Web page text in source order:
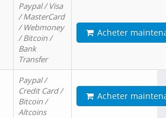
Paypal / Visa
/ MasterCard
/ Webmoney
/ Bitcoin /
Bank
Transfer
Acheter
Paypal /
Credit Card /
Bitcoin /
Altcoins
Acheter